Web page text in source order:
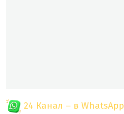
24 Канал – в WhatsApp